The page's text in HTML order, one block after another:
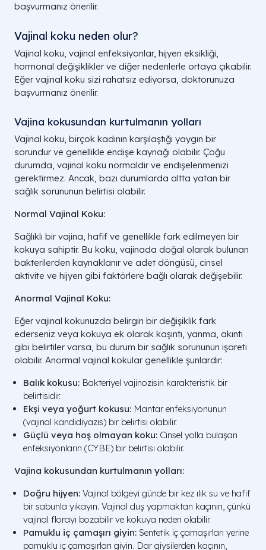
başvurmanız önerilir.
Vajinal koku neden olur?
Vajinal koku, vajinal enfeksiyonlar, hijyen eksikliği,
hormonal değişiklikler ve diğer nedenlerle ortaya çıkabilir.
Eğer vajinal koku sizi rahatsız ediyorsa, doktorunuza
başvurmanız önerilir.
Vajina kokusundan kurtulmanın yolları​
Vajinal koku, birçok kadının karşılaştığı yaygın bir
sorundur ve genellikle endişe kaynağı olabilir. Çoğu
durumda, vajinal koku normaldir ve endişelenmenizi
gerektirmez. Ancak, bazı durumlarda altta yatan bir
sağlık sorununun belirtisi olabilir.
Normal Vajinal Koku:
Sağlıklı bir vajina, hafif ve genellikle fark edilmeyen bir
kokuya sahiptir. Bu koku, vajinada doğal olarak bulunan
bakterilerden kaynaklanır ve adet döngüsü, cinsel
aktivite ve hijyen gibi faktörlere bağlı olarak değişebilir.
Anormal Vajinal Koku:
Eğer vajinal kokunuzda belirgin bir değişiklik fark
ederseniz veya kokuya ek olarak kaşıntı, yanma, akıntı
gibi belirtiler varsa, bu durum bir sağlık sorununun işareti
olabilir. Anormal vajinal kokular genellikle şunlardır:
Balık kokusu: Bakteriyel vajinozisin karakteristik bir
belirtisidir.
Ekşi veya yoğurt kokusu: Mantar enfeksiyonunun
(vajinal kandidiyazis) bir belirtisi olabilir.
Güçlü veya hoş olmayan koku: Cinsel yolla bulaşan
enfeksiyonların (CYBE) bir belirtisi olabilir.
Vajina kokusundan kurtulmanın yolları:
Doğru hijyen: Vajinal bölgeyi günde bir kez ılık su ve hafif
bir sabunla yıkayın. Vajinal duş yapmaktan kaçının, çünkü
vajinal florayı bozabilir ve kokuya neden olabilir.
Pamuklu iç çamaşırı giyin: Sentetik iç çamaşırları yerine
pamuklu iç çamaşırları giyin. Dar giysilerden kaçının,